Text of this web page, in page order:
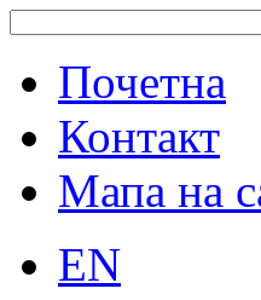
Почетна
Контакт
Мапа на
EN